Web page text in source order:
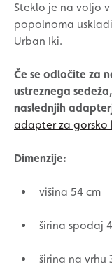
Steklo je na voljo
popolnoma
Urban Iki.
Če se odločite za
ustreznega
naslednjih
adapter za gorsko
Dimenzije:
višina 54 cm
širina spodaj
širina na vrhu